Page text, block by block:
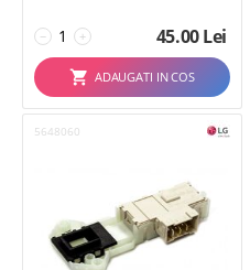
+
− 45.00Lei
ADAUGATI IN COS
5648060